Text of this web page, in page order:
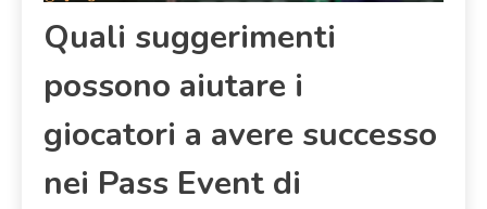
Quali suggerimenti
possono aiutare i
giocatori a avere successo
nei Pass Event di